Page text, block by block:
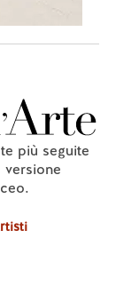
più seguite
versione